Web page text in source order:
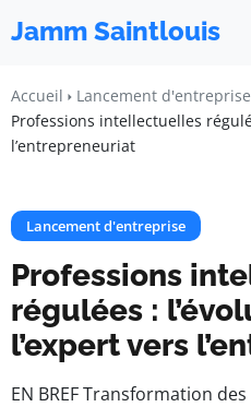
Jamm Saintlouis
Accueil
Lancement d'entreprise
Professions intellectuelles
l’entrepreneuriat
Lancement d'entreprise
Professions
régulées :
l’expert vers
EN BREF Transformation